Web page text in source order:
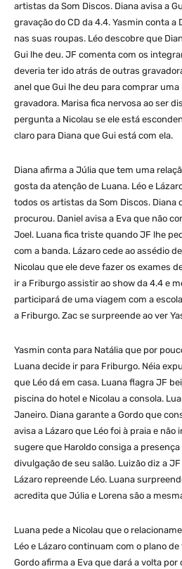
artistas da Som Discos. Diana avisa a
gravação do CD da 4.4. Yasmin conta a
nas suas roupas. Léo descobre que
Gui lhe deu. JF comenta com os
deveria ter ido atrás de outras
anel que Gui lhe deu para comprar uma
gravadora. Marisa fica nervosa ao ser
pergunta a Nicolau se ele está
claro para Diana que Gui está com ela.
Diana afirma a Júlia que tem uma
gosta da atenção de Luana. Léo e
todos os artistas da Som Discos. Diana
procurou. Daniel avisa a Eva que não
Joel. Luana fica triste quando JF lhe
com a banda. Lázaro cede ao assédio
Nicolau que ele deve fazer os exames
ir a Friburgo assistir ao show da 4.4 e
participará de uma viagem com a
a Friburgo. Zac se surpreende ao ver
Yasmin conta para Natália que por
Luana decide ir para Friburgo. Néia
que Léo dá em casa. Luana flagra JF
piscina do hotel e Nicolau a consola.
Janeiro. Diana garante a Gordo que
avisa a Lázaro que Léo foi à praia e não
sugere que Haroldo consiga a
divulgação de seu salão. Luizão diz a
Lázaro repreende Léo. Luana
acredita que Júlia e Lorena são a
Luana pede a Nicolau que o
Léo e Lázaro continuam com o plano
Gordo afirma a Eva que dará a volta por